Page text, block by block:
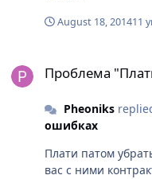
August 18, 201411
Проблема
Pheoniks
ошибках
Плати патом
вас с ними